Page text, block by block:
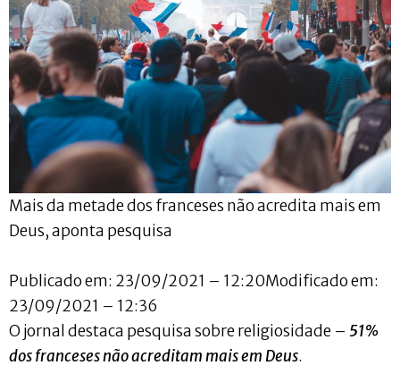
Mais da metade dos franceses não acredita mais em
Deus, aponta pesquisa
Publicado em: 23/09/2021 – 12:20Modificado em:
23/09/2021 – 12:36
O jornal destaca pesquisa sobre religiosidade – 51%
dos franceses não acreditam mais em Deus.